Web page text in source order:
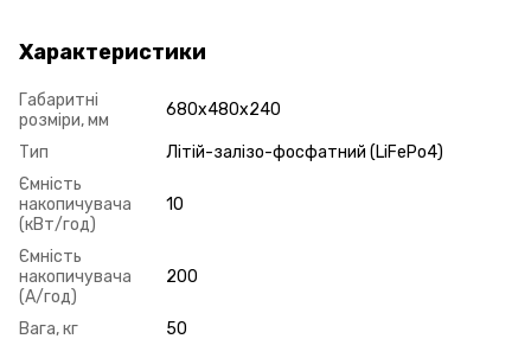
Характеристики
Габаритні
розміри, мм
680x480x240
Тип
Літій-залізо-фосфатний (LiFePo4)
Ємність
накопичувача
(кВт/год)
10
Ємність
накопичувача
(А/год)
200
Вага, кг 50